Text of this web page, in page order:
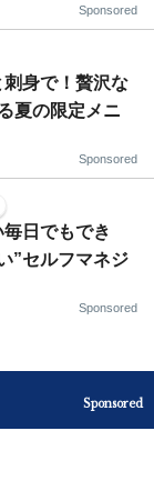
Sponsored
身で！贅沢な
夏の限定メニ
Sponsored
日でもでき
”セルフマネジ
Sponsored
Sponsored